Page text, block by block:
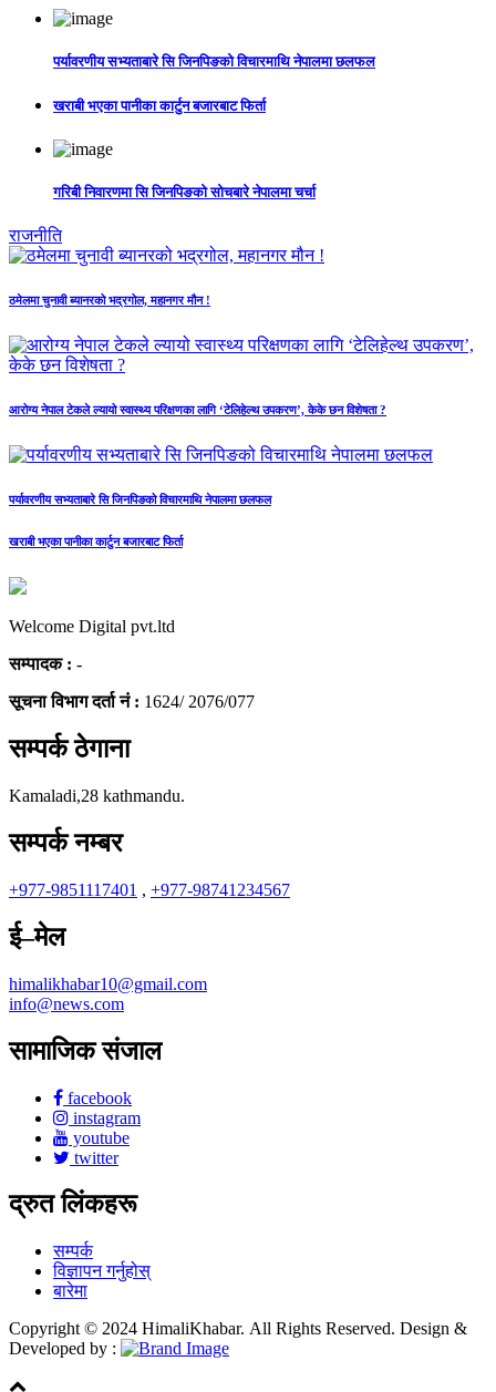
पर्यावरणीय सभ्यताबारे सि जिनपिङको विचारमाथि नेपालमा छलफल
खराबी भएका पानीका कार्टुन बजारबाट फिर्ता
गरिबी निवारणमा सि जिनपिङको सोचबारे नेपालमा चर्चा
राजनीति
ठमेलमा चुनावी ब्यानरको भद्रगोल, महानगर मौन !
आरोग्य नेपाल टेकले ल्यायो स्वास्थ्य परिक्षणका लागि ‘टेलिहेल्थ उपकरण’, केके छन विशेषता ?
पर्यावरणीय सभ्यताबारे सि जिनपिङको विचारमाथि नेपालमा छलफल
खराबी भएका पानीका कार्टुन बजारबाट फिर्ता
Welcome Digital pvt.ltd
सम्पादक : -
सूचना विभाग दर्ता नं : 1624/ 2076/077
सम्पर्क ठेगाना
Kamaladi,28 kathmandu.
सम्पर्क नम्बर
+977-9851117401 , +977-98741234567
ई–मेल
himalikhabar10@gmail.com
info@news.com
सामाजिक संजाल
facebook
instagram
youtube
twitter
द्रुत लिंकहरू
सम्पर्क
विज्ञापन गर्नुहोस्
बारेमा
Copyright © 2024 HimaliKhabar. All Rights Reserved. Design &
Developed by :